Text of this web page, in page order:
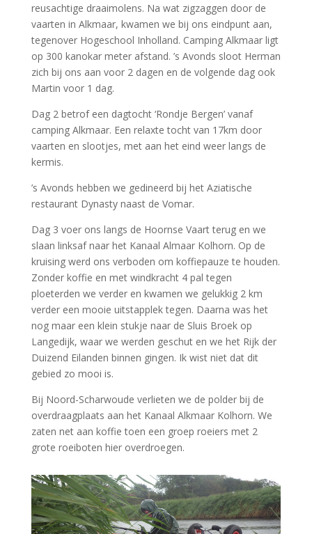
reusachtige draaimolens. Na wat zigzaggen door de
vaarten in Alkmaar, kwamen we bij ons eindpunt aan,
tegenover Hogeschool Inholland. Camping Alkmaar ligt
op 300 kanokar meter afstand. ’s Avonds sloot Herman
zich bij ons aan voor 2 dagen en de volgende dag ook
Martin voor 1 dag.
Dag 2 betrof een dagtocht ‘Rondje Bergen’ vanaf
camping Alkmaar. Een relaxte tocht van 17km door
vaarten en slootjes, met aan het eind weer langs de
kermis.
’s Avonds hebben we gedineerd bij het Aziatische
restaurant Dynasty naast de Vomar.
Dag 3 voer ons langs de Hoornse Vaart terug en we
slaan linksaf naar het Kanaal Almaar Kolhorn. Op de
kruising werd ons verboden om koffiepauze te houden.
Zonder koffie en met windkracht 4 pal tegen
ploeterden we verder en kwamen we gelukkig 2 km
verder een mooie uitstapplek tegen. Daarna was het
nog maar een klein stukje naar de Sluis Broek op
Langedijk, waar we werden geschut en we het Rijk der
Duizend Eilanden binnen gingen. Ik wist niet dat dit
gebied zo mooi is.
Bij Noord-Scharwoude verlieten we de polder bij de
overdraagplaats aan het Kanaal Alkmaar Kolhorn. We
zaten net aan koffie toen een groep roeiers met 2
grote roeiboten hier overdroegen.